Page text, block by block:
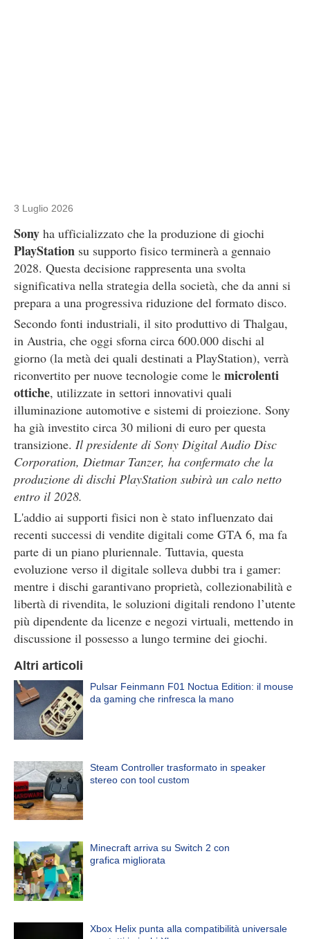
3 Luglio 2026
Sony ha ufficializzato che la produzione di giochi
PlayStation su supporto fisico terminerà a gennaio
2028. Questa decisione rappresenta una svolta
significativa nella strategia della società, che da anni si
prepara a una progressiva riduzione del formato disco.
Secondo fonti industriali, il sito produttivo di Thalgau,
in Austria, che oggi sforna circa 600.000 dischi al
giorno (la metà dei quali destinati a PlayStation), verrà
riconvertito per nuove tecnologie come le microlenti
ottiche, utilizzate in settori innovativi quali
illuminazione automotive e sistemi di proiezione. Sony
ha già investito circa 30 milioni di euro per questa
transizione. Il presidente di Sony Digital Audio Disc
Corporation, Dietmar Tanzer, ha confermato che la
produzione di dischi PlayStation subirà un calo netto
entro il 2028.
L'addio ai supporti fisici non è stato influenzato dai
recenti successi di vendite digitali come GTA 6, ma fa
parte di un piano pluriennale. Tuttavia, questa
evoluzione verso il digitale solleva dubbi tra i gamer:
mentre i dischi garantivano proprietà, collezionabilità e
libertà di rivendita, le soluzioni digitali rendono l’utente
più dipendente da licenze e negozi virtuali, mettendo in
discussione il possesso a lungo termine dei giochi.
Altri articoli
Pulsar Feinmann F01 Noctua Edition: il mouse
da gaming che rinfresca la mano
Steam Controller trasformato in speaker
stereo con tool custom
Minecraft arriva su Switch 2 con
grafica migliorata
Xbox Helix punta alla compatibilità universale